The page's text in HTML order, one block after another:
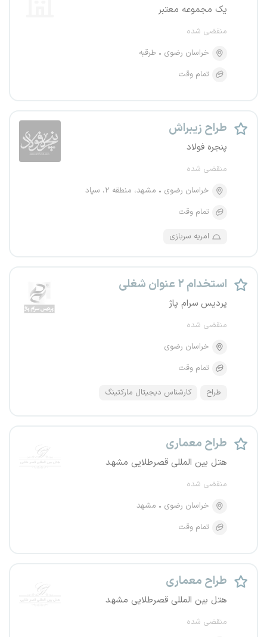
یک مجموعه معتبر
منقضی شده
خراسان رضوی
طرقبه
تمام وقت
طراح زیبراش
پنجره فولاد
منقضی شده
خراسان رضوی
مشهد، منطقه ۲، سپاد
تمام وقت
امریه سربازی
استخدام ۲ عنوان شغلی
پردیس سرام پاژ
منقضی شده
خراسان رضوی
تمام وقت
طراح کارشناس دیجیتال مارکتینگ
طراح معماری
هتل بین المللی قصرطلایی مشهد
منقضی شده
خراسان رضوی
مشهد
تمام وقت
طراح معماری
هتل بین المللی قصرطلایی مشهد
منقضی شده